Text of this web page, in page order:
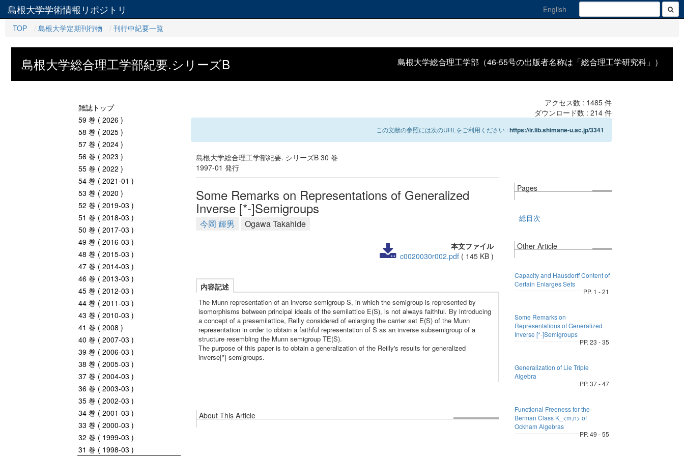
島根大学学術情報リポジトリ
English
TOP
島根大学定期刊行物 刊行中紀要一覧
島根大学総合理工学部（46-55号の出版者名称は「総合理工学研究科」）
島根大学総合理工学部紀要.シリーズB
雑誌トップ
59 巻 ( 2026 )
58 巻 ( 2025 )
57 巻 ( 2024 )
56 巻 ( 2023 )
55 巻 ( 2022 )
54 巻 ( 2021-01 )
53 巻 ( 2020 )
52 巻 ( 2019-03 )
51 巻 ( 2018-03 )
50 巻 ( 2017-03 )
49 巻 ( 2016-03 )
48 巻 ( 2015-03 )
47 巻 ( 2014-03 )
46 巻 ( 2013-03 )
45 巻 ( 2012-03 )
44 巻 ( 2011-03 )
43 巻 ( 2010-03 )
41 巻 ( 2008 )
40 巻 ( 2007-03 )
39 巻 ( 2006-03 )
38 巻 ( 2005-03 )
37 巻 ( 2004-03 )
36 巻 ( 2003-03 )
35 巻 ( 2002-03 )
34 巻 ( 2001-03 )
33 巻 ( 2000-03 )
32 巻 ( 1999-03 )
31 巻 ( 1998-03 )
アクセス数 : 1485件
ダウンロード数 : 214件
この文献の参照には次のURLをご利用ください :https://ir.lib.shimane-u.ac.jp/3341
島根大学総合理工学部紀要. シリーズB 30 巻
1997-01 発行
Some Remarks on Representations of Generalized
Inverse [*-]Semigroups
今岡 輝男 Ogawa Takahide
本文ファイル
c0020030r002.pdf ( 145 KB )
内容記述
The Munn representation of an inverse semigroup S, in which the semigroup is represented by
isomorphisms between principal ideals of the semilattice E(S), is not always faithful. By introducing
a concept of a presemilattice, Reilly considered of enlarging the carrier set E(S) of the Munn
representation in order to obtain a faithful representation of S as an inverse subsemigroup of a
structure resembling the Munn semigroup TE(S).
The purpose of this paper is to obtain a generalization of the Reilly's results for generalized
inverse[*]-semigroups.
About This Article
Pages
総目次
Other Article
Capacity and Hausdorff Content of
Certain Enlarges Sets
PP. 1 - 21
Some Remarks on
Representations of Generalized
Inverse [*-]Semigroups
PP. 23 - 35
Generalization of Lie Triple
Algebra
PP. 37 - 47
Functional Freeness for the
Berman Class K_<m,n> of
Ockham Algebras
PP. 49 - 55